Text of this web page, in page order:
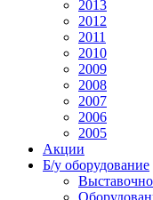
2013
2012
2011
2010
2009
2008
2007
2006
2005
Акции
Б/у оборудование